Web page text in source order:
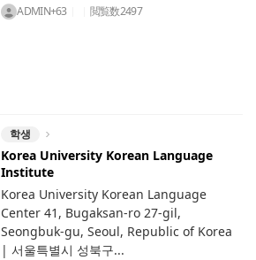
ADMIN+63 閲覧数2497
학생
Korea University Korean Language
Institute
Korea University Korean Language
Center 41, Bugaksan-ro 27-gil,
Seongbuk-gu, Seoul, Republic of Korea
| 서울특별시 성북구...